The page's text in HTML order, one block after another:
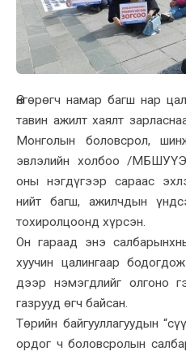
Өнгөрөгч намар багш нар
тавин ажилт хаялт
Монголын боловсрол,
эвлэлийн холбоо /
оны нэгдүгээр сараас
нийт багш, ажилчдын
тохиролцоонд хүрсэн.
Он гараад энэ
хуучин цалингаар
дээр нэмэгдлийг олгоно
газрууд өгч байсан.
Төрийн байгууллагуудын
ордог ч боловсролын